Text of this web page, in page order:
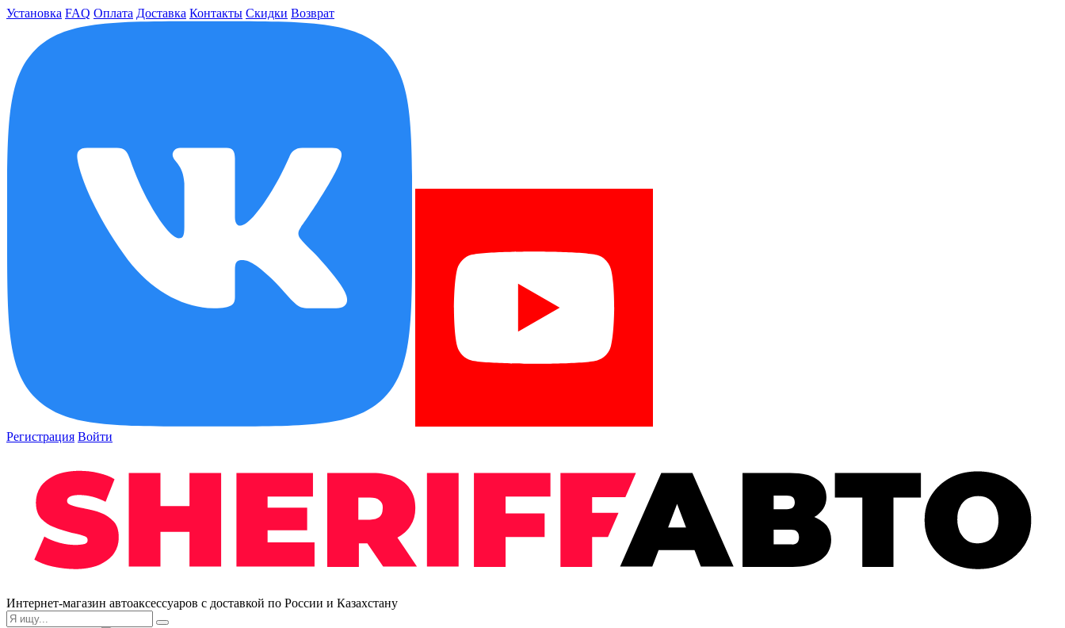
Установка FAQ Оплата Доставка Контакты Скидки Возврат
Регистрация Войти
Интернет-магазин автоаксессуаров с доставкой по России и Казахстану